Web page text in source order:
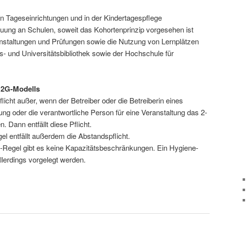
Tageseinrichtungen und in der Kindertagespflege
an Schulen, soweit das Kohortenprinzip vorgesehen ist
und Prüfungen sowie die Nutzung von Lernplätzen
und Universitätsbibliothek sowie der Hochschule für
Modells
außer, wenn der Betreiber oder die Betreiberin eines
oder die verantwortliche Person für eine Veranstaltung das 2-
Dann entfällt diese Pflicht.
entfällt außerdem die Abstandspflicht.
gibt es keine Kapazitätsbeschränkungen. Ein Hygiene-
vorgelegt werden.